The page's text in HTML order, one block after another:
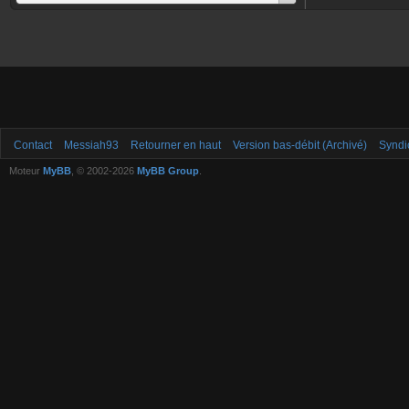
Contact Messiah93 Retourner en haut Version bas-débit (Archivé)
Moteur MyBB , © 2002-2026 MyBB Group